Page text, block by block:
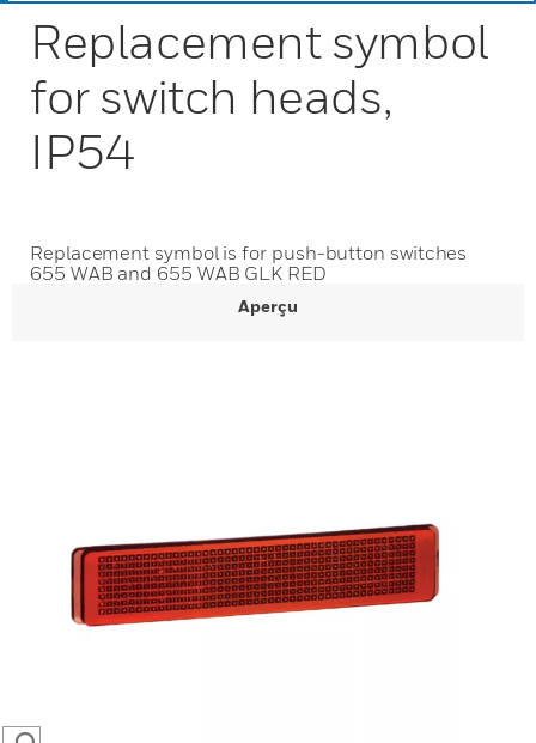
Replacement symbol
for switch heads,
IP54
Replacement symbol is for push-button switches
655 WAB and 655 WAB GLK RED
Aperçu